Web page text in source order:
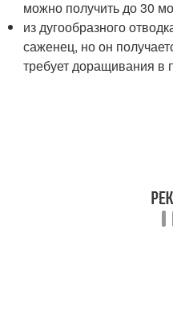
можно получить до 30
из дугообразного
саженец, но он
требует доращивания в